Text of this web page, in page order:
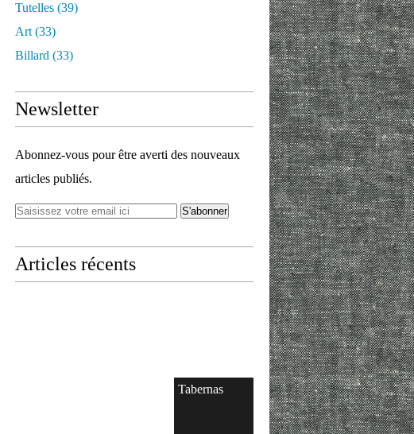
Tutelles (39)
Art (33)
Billard (33)
Newsletter
Abonnez-vous pour être averti des nouveaux
articles publiés.
Articles récents
Tabernas